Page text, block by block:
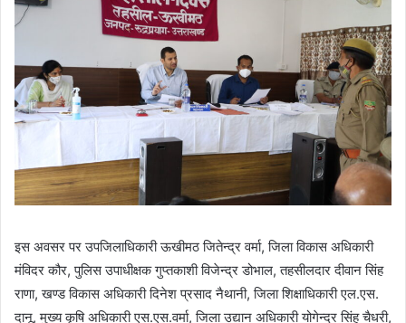
इस अवसर पर उपजिलाधिकारी ऊखीमठ जितेन्द्र वर्मा, जिला विकास अधिकारी
मंविदर कौर, पुलिस उपाधीक्षक गुप्तकाशी विजेन्द्र डोभाल, तहसीलदार दीवान सिंह
राणा, खण्ड विकास अधिकारी दिनेश प्रसाद नैथानी, जिला शिक्षाधिकारी एल.एस.
दानू, मुख्य कृषि अधिकारी एस.एस.वर्मा, जिला उद्यान अधिकारी योगेन्द्र सिंह चैधरी,